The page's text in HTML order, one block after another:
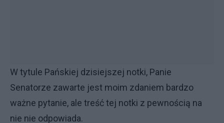
W tytule Pańskiej dzisiejszej notki, Panie
Senatorze zawarte jest moim zdaniem bardzo
ważne pytanie, ale treść tej notki z pewnością na
nie nie odpowiada.